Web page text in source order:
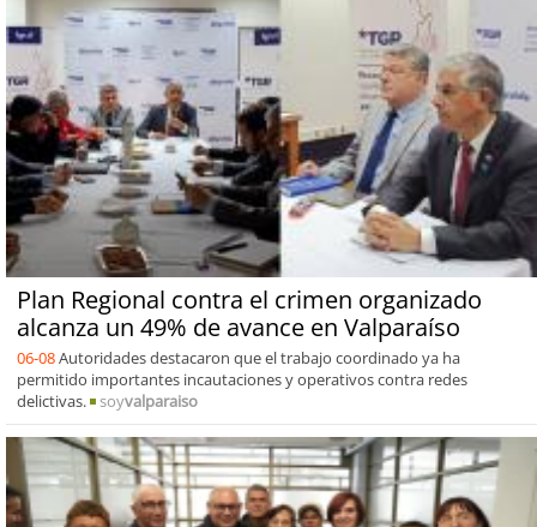
Plan Regional contra el crimen organizado
alcanza un 49% de avance en Valparaíso
06-08Autoridades destacaron que el trabajo coordinado ya ha
permitido importantes incautaciones y operativos contra redes
delictivas.
soyvalparaiso